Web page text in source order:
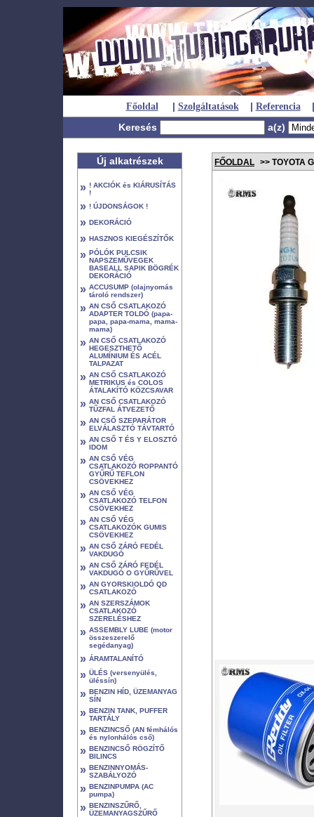
Főoldal | Szolgáltatások | Referencia
|
Keresés
a(z)
Új alkatrészek
» ! AKCIÓK és KIÁRUSÍTÁS
!
» ! ÚJDONSÁGOK !
» DEKORÁCIÓ
» HASZNOS KIEGÉSZÍTŐK
» PÓLÓK PULCSIK
NAPSZEMŰVEGEK
BASEALL SAPIK BÖGRÉK
DEKORÁCIÓ
» ACCUSUMP (olajnyomás
tároló rendszer)
» AN CSŐ CSATLAKOZÓ
ADAPTER TOLDÓ (papa-
papa, papa-mama, mama-
mama)
» AN CSŐ CSATLAKOZÓ
HEGESZTHETŐ
ALUMÍNIUM ÉS ACÉL
TALPAZAT
» AN CSŐ CSATLAKOZÓ
METRIKUS és COLOS
ÁTALAKÍTÓ KÖZCSAVAR
» AN CSŐ CSATLAKOZÓ
TŰZFAL ÁTVEZETŐ
» AN CSŐ SZEPARÁTOR
ELVÁLASZTÓ TÁVTARTÓ
» AN CSŐ T ÉS Y ELOSZTÓ
IDOM
» AN CSŐ VÉG
CSATLAKOZÓ ROPPANTÓ
GYŰRŰ TEFLON
CSÖVEKHEZ
» AN CSŐ VÉG
CSATLAKOZÓ TELFON
CSÖVEKHEZ
» AN CSŐ VÉG
CSATLAKOZÓK GUMIS
CSÖVEKHEZ
» AN CSŐ ZÁRÓ FEDÉL
VAKDUGÓ
» AN CSŐ ZÁRÓ FEDÉL
VAKDUGÓ O GYŰRŰVEL
» AN GYORSKIOLDÓ QD
CSATLAKOZÓ
» AN SZERSZÁMOK
CSATLAKOZÓ
SZERELÉSHEZ
» ASSEMBLY LUBE (motor
összeszerelő
segédanyag)
» ÁRAMTALANÍTÓ
» ÜLÉS (versenyülés,
üléssín)
» BENZIN HÍD, ÜZEMANYAG
SÍN
» BENZIN TANK, PUFFER
TARTÁLY
» BENZINCSŐ (AN fémhálós
és nylonhálós cső)
» BENZINCSŐ RÖGZÍTŐ
BILINCS
» BENZINNYOMÁS-
SZABÁLYOZÓ
» BENZINPUMPA (AC
pumpa)
» BENZINSZŰRŐ,
ÜZEMANYAGSZŰRŐ
FŐOLDAL >> TOYOTA